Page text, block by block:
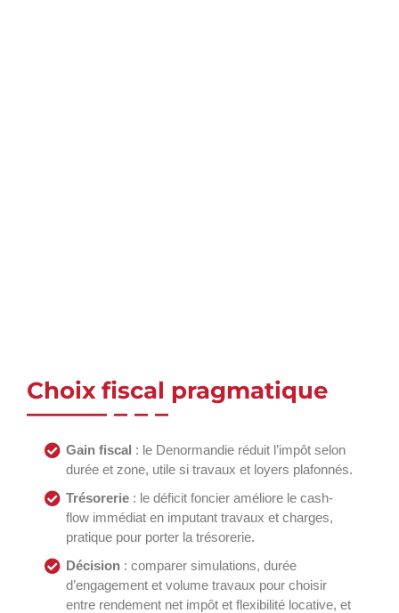
Choix fiscal pragmatique
Gain fiscal : le Denormandie réduit l’impôt selon
durée et zone, utile si travaux et loyers plafonnés.
Trésorerie : le déficit foncier améliore le cash-
flow immédiat en imputant travaux et charges,
pratique pour porter la trésorerie.
Décision : comparer simulations, durée
d’engagement et volume travaux pour choisir
entre rendement net impôt et flexibilité locative, et